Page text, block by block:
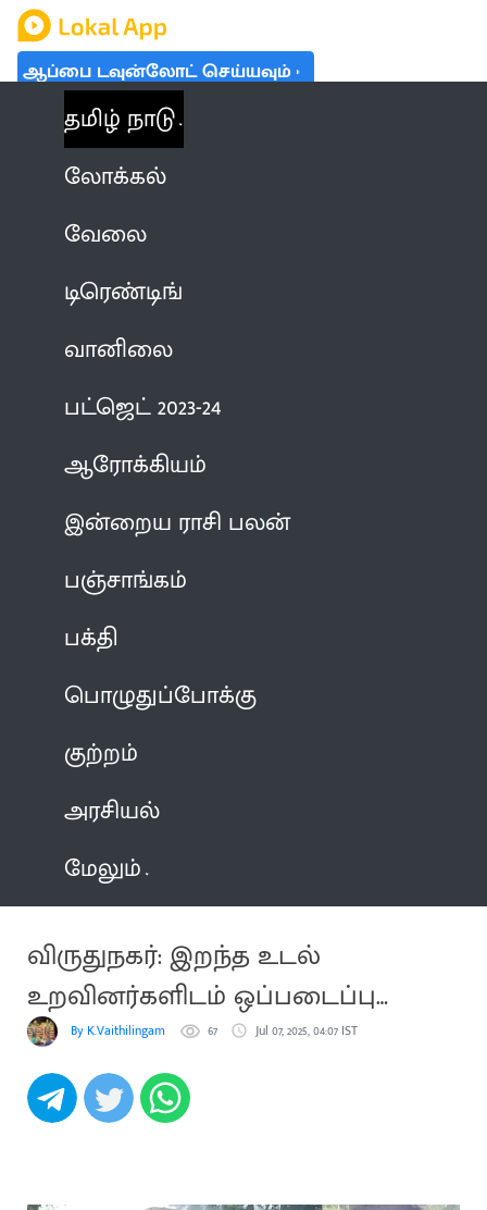
ஆப்பை டவுன்லோட் செய்யவும்
தமிழ் நாடு
லோக்கல்
வேலை
டிரெண்டிங்
வானிலை
பட்ஜெட் 2023-24
ஆரோக்கியம்
இன்றைய ராசி பலன்
பஞ்சாங்கம்
பக்தி
பொழுதுப்போக்கு
குற்றம்
அரசியல்
மேலும்
விருதுநகர்: இறந்த உடல்
உறவினர்களிடம் ஒப்படைப்பு
(VIDEO)By K.Vaithilingam 67 Jul 07, 2025, 04:07 IST